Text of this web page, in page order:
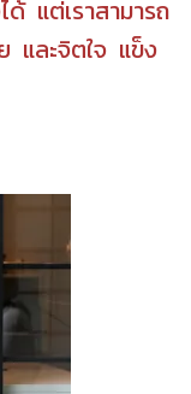
ด้ แต่เราสามารถ
และจิตใจ แข็ง